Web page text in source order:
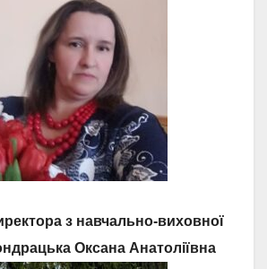
з навчально-виховної
Оксана Анатоліївна